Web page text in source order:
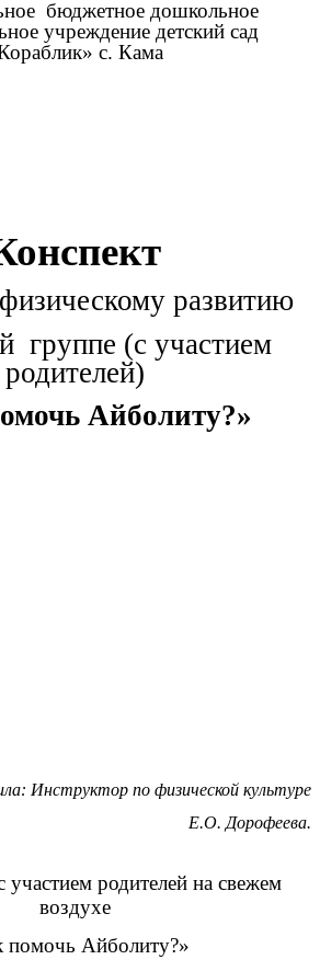
бюджетное дошкольное
учреждение детский сад
с. Кама
развитию
группе (с участием
родителей)
Айболиту?»
Инструктор по физической культуре
Е.О. Дорофеева.
участием родителей на свежем
воздухе
помочь Айболиту?»